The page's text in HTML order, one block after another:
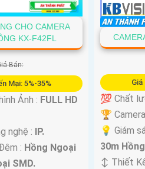
CHO CAMERA
KX-F42FL
Bán:
Mại: 5%-35%
️
Ảnh : FULL HD
nghệ : IP.
: Hồng Ngoại
SMD.
Giá
💯 Chất
🏆
💡 Giám
30m
↕️ Thiết